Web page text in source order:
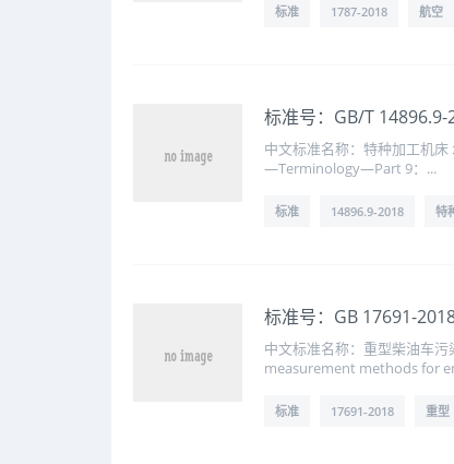
标准 1787-2018 航空
标准号：GB/T
中文标准名称：特种加工机
—Terminology—Part 9：...
标准 14896.9-2018 特
标准号：GB 17691-
中文标准名称：重型柴油车
measurement methods for
标准 17691-2018 重型